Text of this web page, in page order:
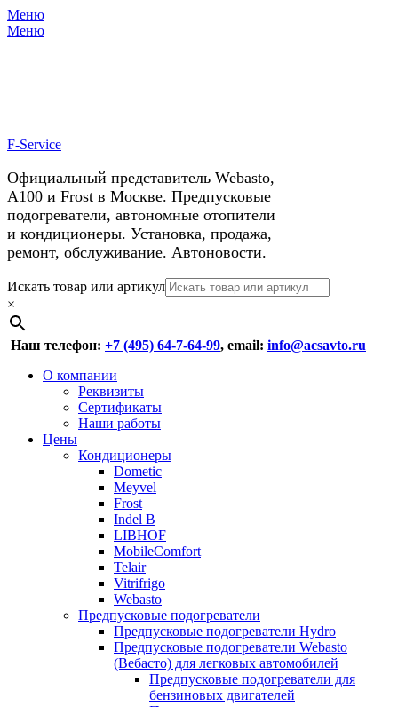
Меню
Меню
F-Service
Официальный представитель Webasto,
А100 и Frost в Москве. Предпусковые
подогреватели, автономные отопители
и кондиционеры. Установка, продажа,
ремонт, обслуживание. Автоновости.
Header
Right
Menu
Перейти
к
содержимому
Искать товар или артикул
×
Наш телефон: +7 (495) 64-7-64-99, email: info@acsavto.ru
Основное
Перейти
содержимому
О компании
Реквизиты
Сертификаты
Наши работы
Цены
Кондиционеры
Dometic
Meyvel
Frost
Indel B
LIBHOF
MobileComfort
Telair
Vitrifrigo
Webasto
Предпусковые подогреватели
Предпусковые подогреватели Hydro
Предпусковые подогреватели Webasto
(Вебасто) для легковых автомобилей
Предпусковые подогреватели для
бензиновых двигателей
У нас космические скидки на